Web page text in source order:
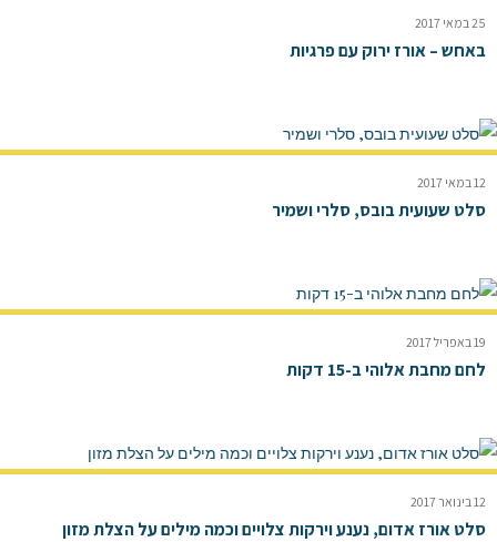
25 במאי 2017
באחש – אורז ירוק עם פרגיות
12 במאי 2017
סלט שעועית בובס, סלרי ושמיר
19 באפריל 2017
לחם מחבת אלוהי ב-15 דקות
12 בינואר 2017
סלט אורז אדום, נענע וירקות צלויים וכמה מילים על הצלת מזון